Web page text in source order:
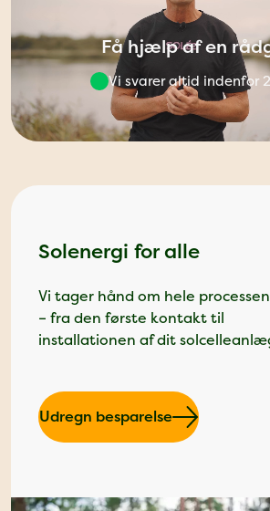
Få hjælp af en
Vi svarer altid indenfor
Solenergi for alle
Vi tager hånd om hele processen
– fra den første kontakt til
installationen af dit
Udregn besparelse